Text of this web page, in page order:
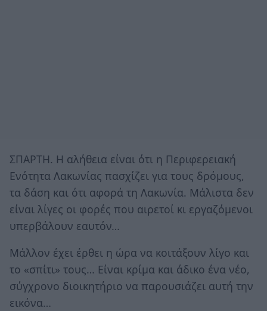
ΣΠΑΡΤΗ. Η αλήθεια είναι ότι η Περιφερειακή
Ενότητα Λακωνίας πασχίζει για τους δρόμους,
τα δάση και ότι αφορά τη Λακωνία. Μάλιστα δεν
είναι λίγες οι φορές που αιρετοί κι εργαζόμενοι
υπερβάλουν εαυτόν…
Μάλλον έχει έρθει η ώρα να κοιτάξουν λίγο και
το «σπίτι» τους… Είναι κρίμα και άδικο ένα νέο,
σύγχρονο διοικητήριο να παρουσιάζει αυτή την
εικόνα…